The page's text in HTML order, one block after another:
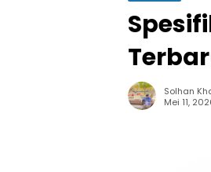
Solhan
Mei 11,